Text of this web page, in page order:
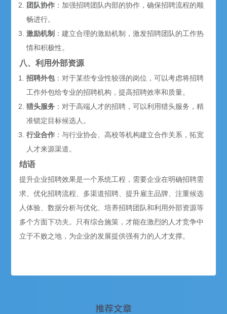
团队协作 ：加强招聘团队内部的协作，确保招聘流程的顺
畅进行。
激励机制 ：建立合理的激励机制，激发招聘团队的工作热
情和积极性。
八、利用外部资源
招聘外包：对于某些专业性较强的岗位，可以考虑将招聘
工作外包给专业的招聘机构，提高招聘效率和质量。
猎头服务 ：对于高端人才的招聘，可以利用猎头服务，精
准锁定目标候选人。
行业合作 ：与行业协会、高校等机构建立合作关系，拓宽
人才来源渠道。
结语
提升企业招聘效果是一个系统工程，需要企业在明确招聘需
求、优化招聘流程、多渠道招聘、提升雇主品牌、注重候选
人体验、数据分析与优化、培养招聘团队和利用外部资源等
多个方面下功夫。只有综合施策，才能在激烈的人才竞争中
立于不败之地，为企业的发展提供强有力的人才支撑。
推荐文章